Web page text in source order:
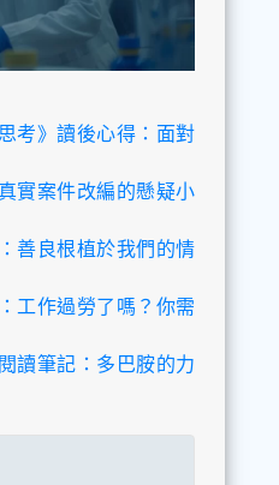
考》讀後心得：面對
實案件改編的懸疑小
善良根植於我們的情
工作過勞了嗎？你需
讀筆記：多巴胺的力